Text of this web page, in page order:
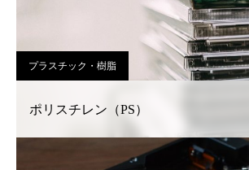
プラスチック・樹脂
ポリスチレン（PS）